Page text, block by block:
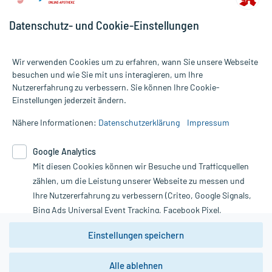
Alle Preise gelten inkl. MwSt., ggf. zzgl. Versandkosten
Informationen auf dieser Website werden ausschließlich für
die Untersuchung und Behandlung durch einen Arzt. Bitte
Therapien eingeleitet werden können. | Diese Webseite benutzt
Google Analytics. Lesen Sie bitte dazu die wichtigen Hinweise in
unserer Datenschutzerklärung. Für den Widerruf einer Bestellung
nutzen Sie das Formular:
Vertrag widerrufen
*Hinweise zu unseren Aktionen und Bewertungen
Datenschutz- und Cookie-Einstellungen
Wir verwenden Cookies um zu erfahren, wann Sie unsere Webseite
besuchen und wie Sie mit uns interagieren, um Ihre
Nutzererfahrung zu verbessern. Sie können Ihre Cookie-
Einstellungen jederzeit ändern.
Nähere Informationen: Datenschutzerklärung Impressum
Google Analytics
Mit diesen Cookies können wir Besuche und Trafficquellen
zählen, um die Leistung unserer Webseite zu messen und
Ihre Nutzererfahrung zu verbessern (Criteo, Google Signals,
Bing Ads Universal Event Tracking, Facebook Pixel,
Youtube-Social Plugin).
Wir weisen darauf hin, dass die
zwingend den Europäischen Anforderungen gem. EU-
Einstellungen speichern
Alle ablehnen